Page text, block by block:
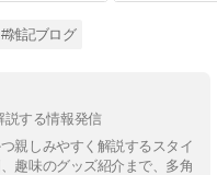
た
#雑記ブログ
説する情報発信
親しみやすく解説するスタイ
趣味のグッズ紹介まで、多角